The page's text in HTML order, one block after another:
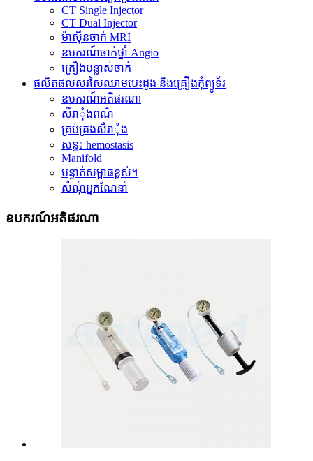
CT Single Injector
CT Dual Injector
ម៉ាស៊ីនចាក់ MRI
ឧបករណ៍ចាក់ថ្នាំ Angio
គ្រឿងបន្លាស់ចាក់
ផលិតផលសរសៃឈាមបេះដូង និងគ្រឿងកុំព្យូទ័រ
ឧបករណ៍អតិផរណា
សឺរាុំងពណ៌
គ្រប់គ្រងសឺរាុំង
សន្ទះ hemostasis
Manifold
បន្ទាត់សម្ពាធខ្ពស់។
សំណុំអ្នកណែនាំ
ឧបករណ៍អតិផរណា